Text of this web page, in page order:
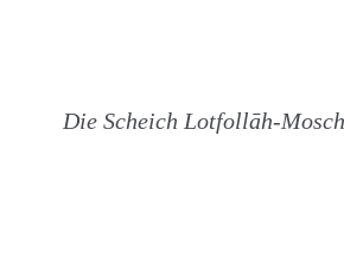
Die Scheich Lotfollāh-